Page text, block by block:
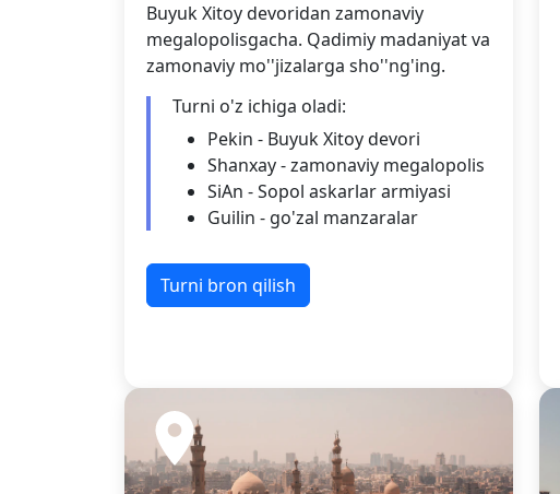
Buyuk Xitoy devoridan zamonaviy
megalopolisgacha. Qadimiy madaniyat va
zamonaviy mo''jizalarga sho''ng'ing.
Turni o'z ichiga oladi:
Pekin - Buyuk Xitoy devori
Shanxay - zamonaviy megalopolis
SiAn - Sopol askarlar armiyasi
Guilin - go'zal manzaralar
Turni bron qilish